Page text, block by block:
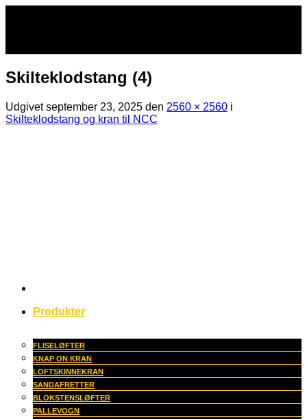
Produkter
FLISELØFTER
KNAP ON KRAN
LOFTSKINNEKRAN
SANDAFRETTER
BLOKSTENSLØFTER
PALLEVOGN
Skilteklodstang (4)
Udgivetseptember 23, 2025 den 2560 × 2560 i
Skilteklodstang og kran til NCC